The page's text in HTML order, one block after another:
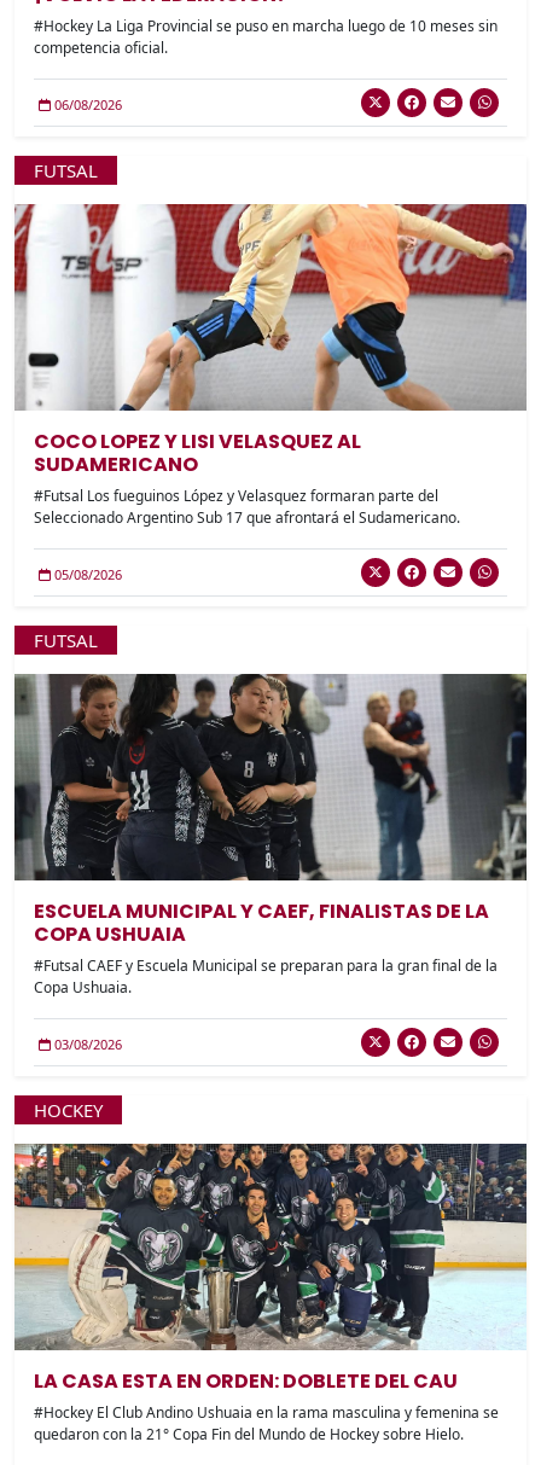
#Hockey La Liga Provincial se puso en marcha luego de 10 meses sin
competencia oficial.
06/08/2026
FUTSAL
COCO LOPEZ Y LISI VELASQUEZ AL
SUDAMERICANO
#Futsal Los fueguinos López y Velasquez formaran parte del
Seleccionado Argentino Sub 17 que afrontará el Sudamericano.
05/08/2026
FUTSAL
ESCUELA MUNICIPAL Y CAEF, FINALISTAS DE LA
COPA USHUAIA
#Futsal CAEF y Escuela Municipal se preparan para la gran final de la
Copa Ushuaia.
03/08/2026
HOCKEY
LA CASA ESTA EN ORDEN: DOBLETE DEL CAU
#Hockey El Club Andino Ushuaia en la rama masculina y femenina se
quedaron con la 21° Copa Fin del Mundo de Hockey sobre Hielo.